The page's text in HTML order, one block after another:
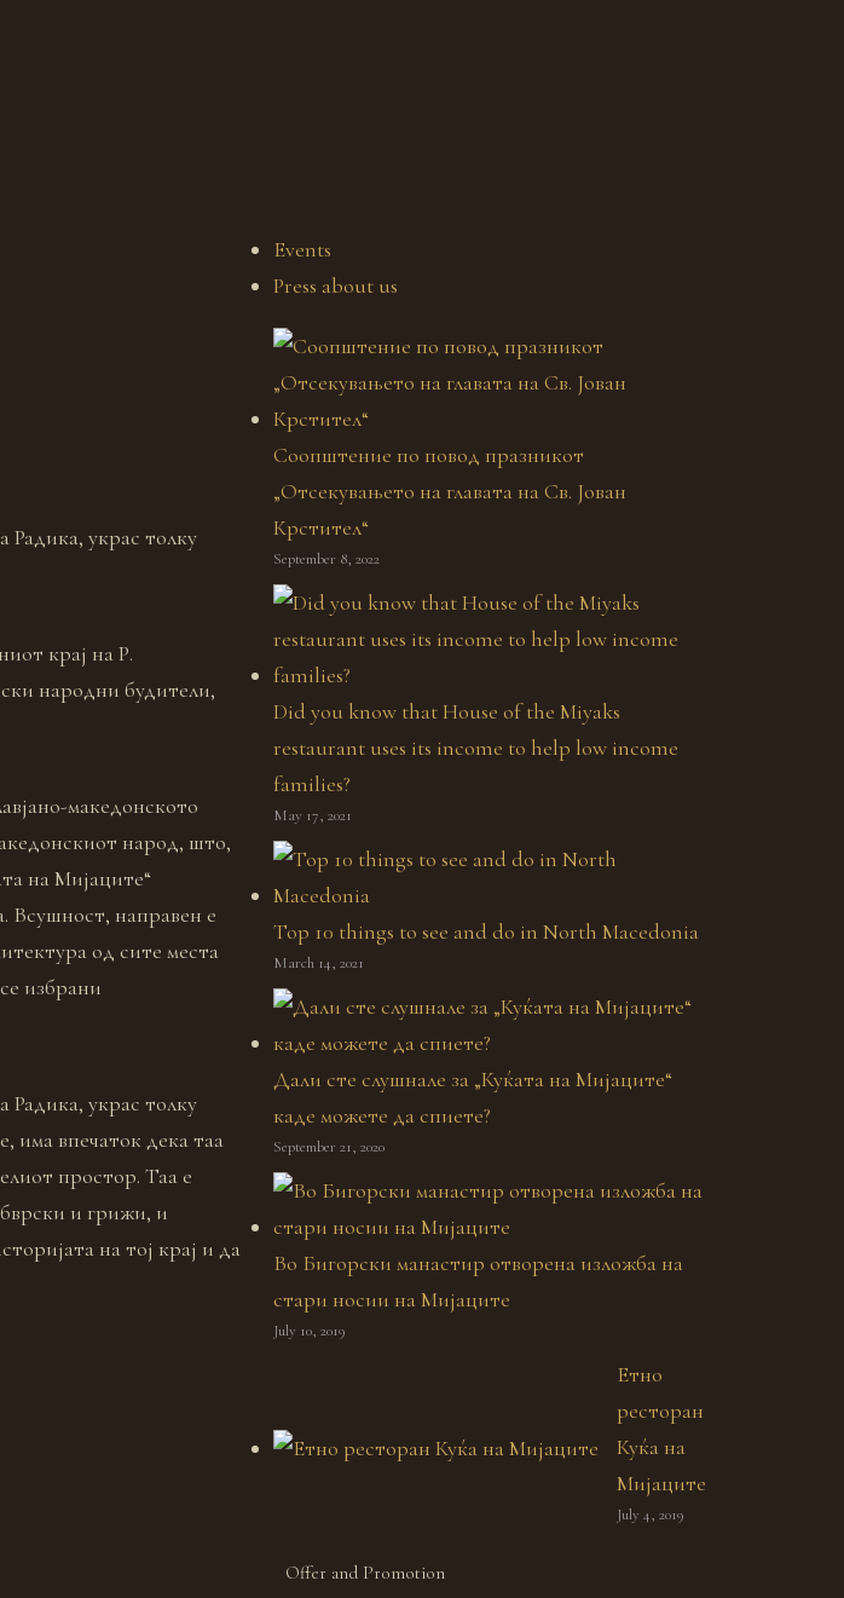
Радика, украс толку
крај на Р.
народни будители,
македонското
народ, што,
на Мијаците“
Всушност, направен е
од сите места
избрани
Радика, украс толку
има впечаток дека таа
простор. Таа е
и грижи, и
на тој крај и да
Events
Press about us
Соопштение по повод празникот
„Отсекувањето на главата на Св. Јован
Крстител“
September 8, 2022
Did you know that House of the Miyaks
restaurant uses its income to help low income
families?
May 17, 2021
Top 10 things to see and do in North Macedonia
March 14, 2021
Дали сте слушнале за „Куќата на Мијаците“
каде можете да спиете?
September 21, 2020
Во Бигорски манастир отворена изложба на
стари носии на Мијаците
July 10, 2019
Етно
ресторан
Куќа на
Мијаците
July 4, 2019
Offer and Promotion